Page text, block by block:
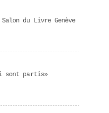
du Livre Genève
sont partis»